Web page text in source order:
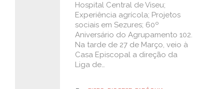
Hospital Central de Viseu;
Experiência agrícola; Projetos
sociais em Sezures; 60º
Aniversário do Agrupamento 102.
Na tarde de 27 de Março, veio à
Casa Episcopal a direção da
Liga de…